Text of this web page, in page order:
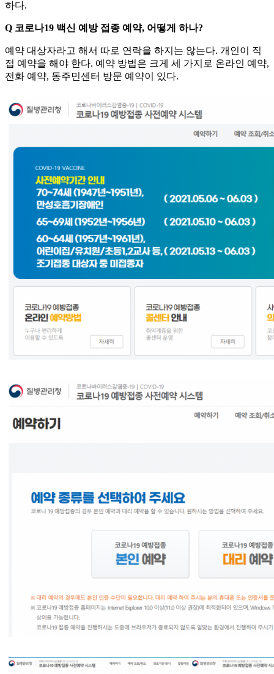
하다.
Q 코로나19 백신 예방 접종 예약, 어떻게 하나?
예약 대상자라고 해서 따로 연락을 하지는 않는다. 개인이 직
접 예약을 해야 한다. 예약 방법은 크게 세 가지로 온라인 예약,
전화 예약, 동주민센터 방문 예약이 있다.